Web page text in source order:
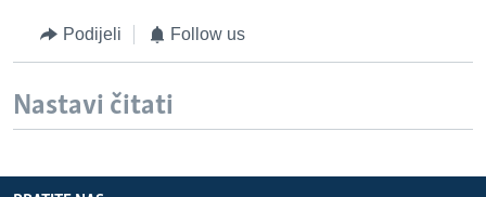
Podijeli Follow us
Nastavi čitati